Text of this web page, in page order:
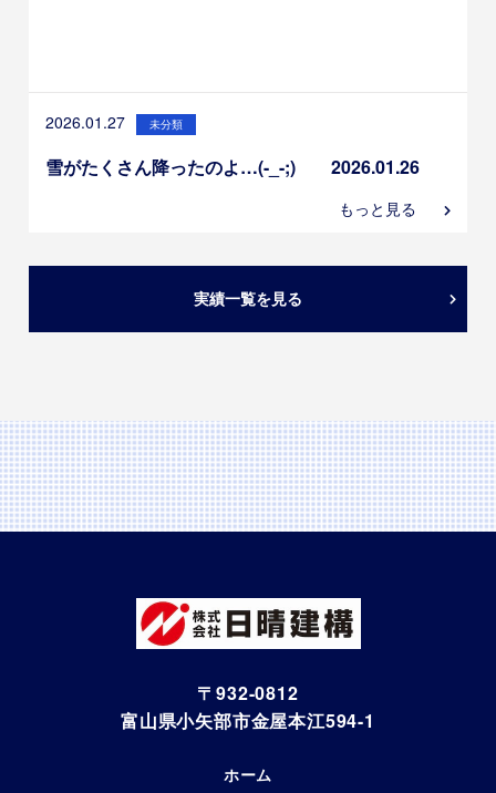
2026.01.27 未分類
雪がたくさん降ったのよ…(-_-;) 2026.01.26
もっと見る
実績一覧を見る
〒932-0812
富山県小矢部市金屋本江594-1
ホーム